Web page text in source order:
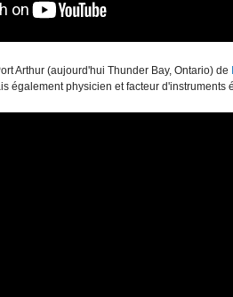
Arthur (aujourd'hui Thunder Bay, Ontario) de
également physicien et facteur d'instruments